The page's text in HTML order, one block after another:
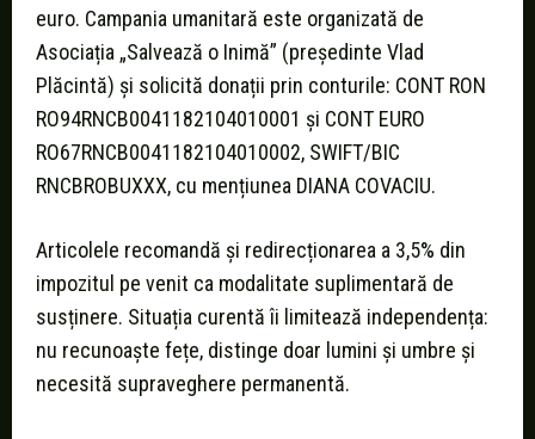
euro. Campania umanitară este organizată de
Asociația „Salvează o Inimă” (președinte Vlad
Plăcintă) și solicită donații prin conturile: CONT RON
RO94RNCB0041182104010001 și CONT EURO
RO67RNCB0041182104010002, SWIFT/BIC
RNCBROBUXXX, cu mențiunea DIANA COVACIU.
Articolele recomandă și redirecționarea a 3,5% din
impozitul pe venit ca modalitate suplimentară de
susținere. Situația curentă îi limitează independența:
nu recunoaște fețe, distinge doar lumini și umbre și
necesită supraveghere permanentă.